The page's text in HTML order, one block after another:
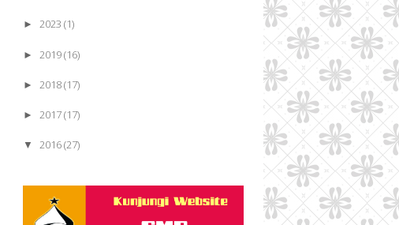
► 2023 (1)
► 2019(16)
► 2018(17)
► 2017(17)
▼ 2016(27)
►October 2016(7)